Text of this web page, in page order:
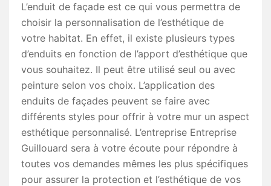
L’enduit de façade est ce qui vous permettra de
choisir la personnalisation de l’esthétique de
votre habitat. En effet, il existe plusieurs types
d’enduits en fonction de l’apport d’esthétique que
vous souhaitez. Il peut être utilisé seul ou avec
peinture selon vos choix. L’application des
enduits de façades peuvent se faire avec
différents styles pour offrir à votre mur un aspect
esthétique personnalisé. L’entreprise Entreprise
Guillouard sera à votre écoute pour répondre à
toutes vos demandes mêmes les plus spécifiques
pour assurer la protection et l’esthétique de vos